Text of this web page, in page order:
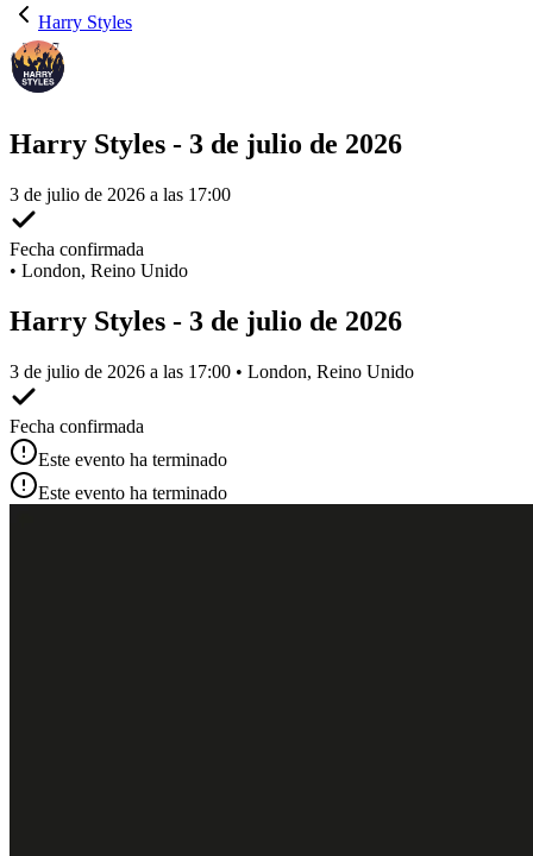
Harry Styles
Harry Styles - 3 de julio de 2026
3 de julio de 2026 a las 17:00
Fecha confirmada
• London, Reino Unido
Harry Styles - 3 de julio de 2026
3 de julio de 2026 a las 17:00 • London, Reino Unido
Fecha confirmada
Este evento ha terminado
Este evento ha terminado